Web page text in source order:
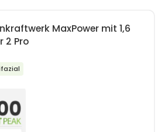
MaxPower mit 1,6
2 Pro